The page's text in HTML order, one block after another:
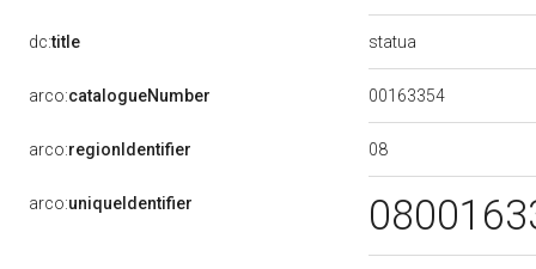
dc:title statua
arco:catalogueNumber 00163354
arco:regionIdentifier 08
arco:uniqueIdentifier